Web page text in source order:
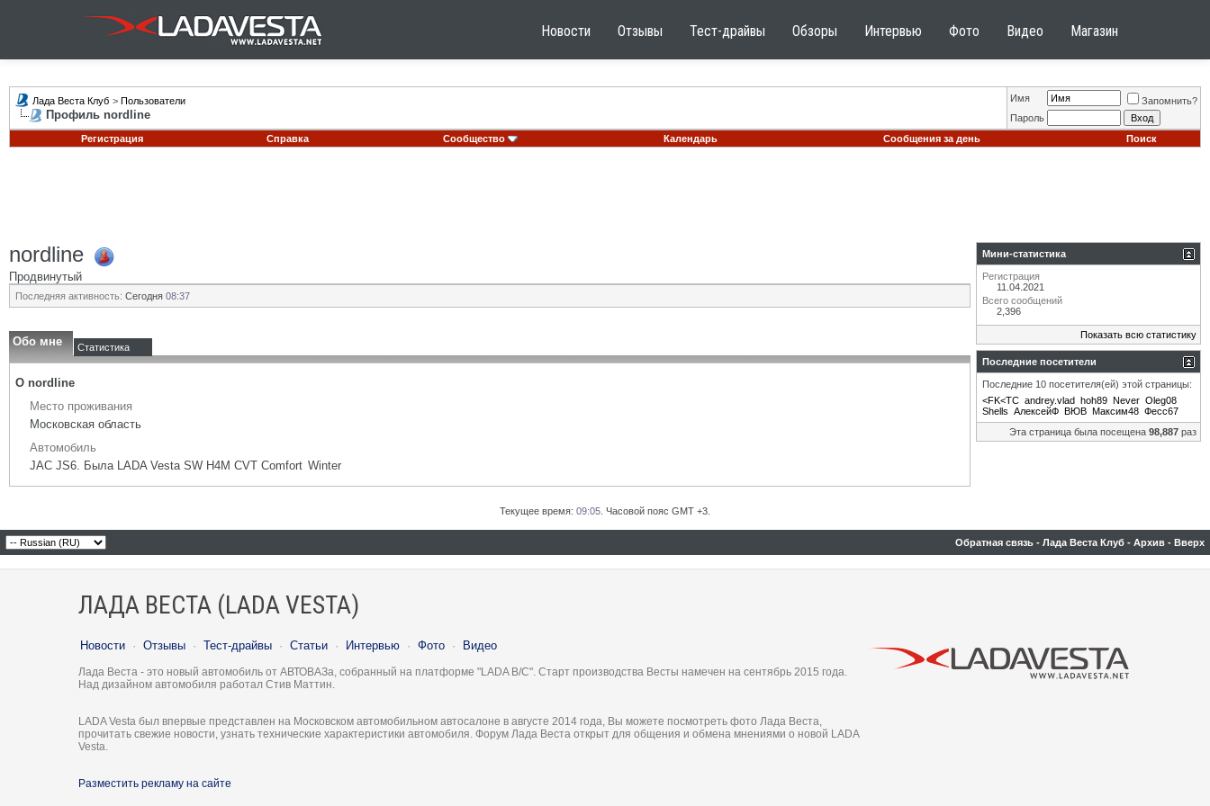
Новости Отзывы Тест-драйвы Обзоры Интервью Фото Видео Магазин
Лада Веста Клуб > Пользователи
Профиль nordline
Имя
Запомнить?
Пароль
Регистрация
Справка Сообщество Календарь Сообщения за день Поиск
nordline
Продвинутый
Последняя активность: Сегодня 08:37
Обо мне Статистика
О nordline
Место проживания
Московская область
Автомобиль
JAC JS6. Была LADA Vesta SW H4M CVT Comfort Winter
Мини-статистика
Регистрация
11.04.2021
Всего сообщений
2,396
Показать всю статистику
Последние посетители
Последние 10 посетителя(ей) этой страницы:
<FK<TC andrey.vlad hoh89 Never Oleg08
Shells АлексейФ ВЮВ Максим48 Фесс67
Эта страница была посещена 98,887 раз
Текущее время: 09:05 . Часовой пояс GMT +3.
Обратная связь - Лада Веста Клуб - Архив - Вверх
ЛАДА ВЕСТА (LADA VESTA)
Новости · Отзывы · Тест-драйвы · Статьи · Интервью · Фото · Видео
Лада Веста - это новый автомобиль от АВТОВАЗа, собранный на платформе "LADA B/C". Старт производства Весты намечен на сентябрь 2015 года.
Над дизайном автомобиля работал Стив Маттин.
LADA Vesta был впервые представлен на Московском автомобильном автосалоне в августе 2014 года, Вы можете посмотреть фото Лада Веста,
прочитать свежие новости, узнать технические характеристики автомобиля. Форум Лада Веста открыт для общения и обмена мнениями о новой LADA
Vesta.
Разместить рекламу на сайте